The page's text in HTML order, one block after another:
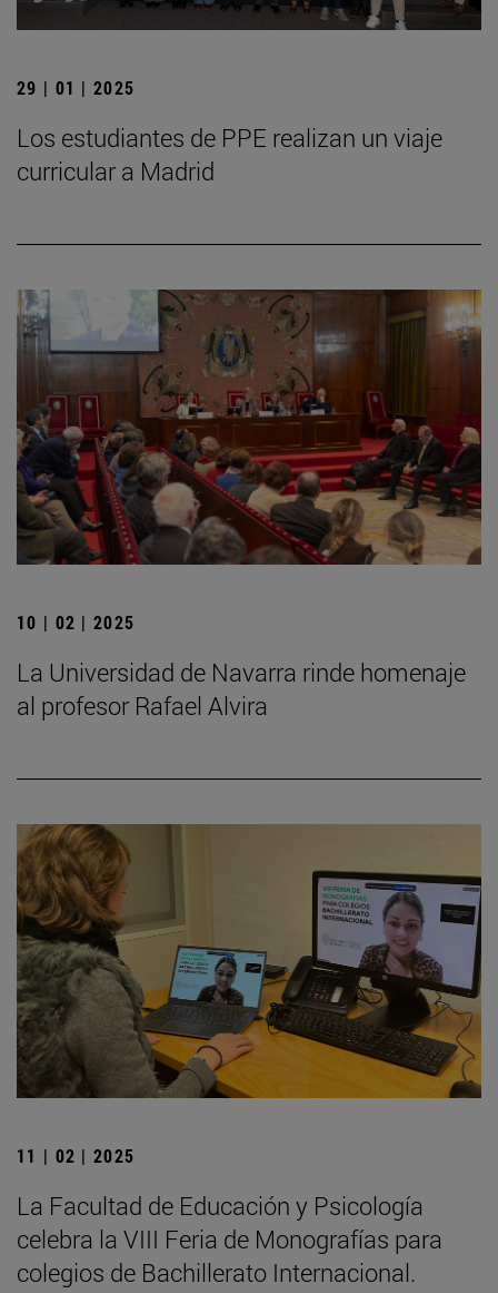
29 | 01 | 2025
Los estudiantes de PPE realizan un viaje
curricular a Madrid
10 | 02 | 2025
La Universidad de Navarra rinde homenaje
al profesor Rafael Alvira
11 | 02 | 2025
La Facultad de Educación y Psicología
celebra la VIII Feria de Monografías para
colegios de Bachillerato Internacional.